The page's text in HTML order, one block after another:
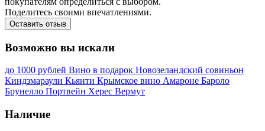
Поделитесь своими впечатлениями.
Оставить отзыв
Возможно вы искали
до 1000 рублей Вино в подарок Новозеландский совиньон
Киндзмараули Кьянти Крымское вино Амароне Бароло
Брунелло Портвейн Херес Вермут
Наличие